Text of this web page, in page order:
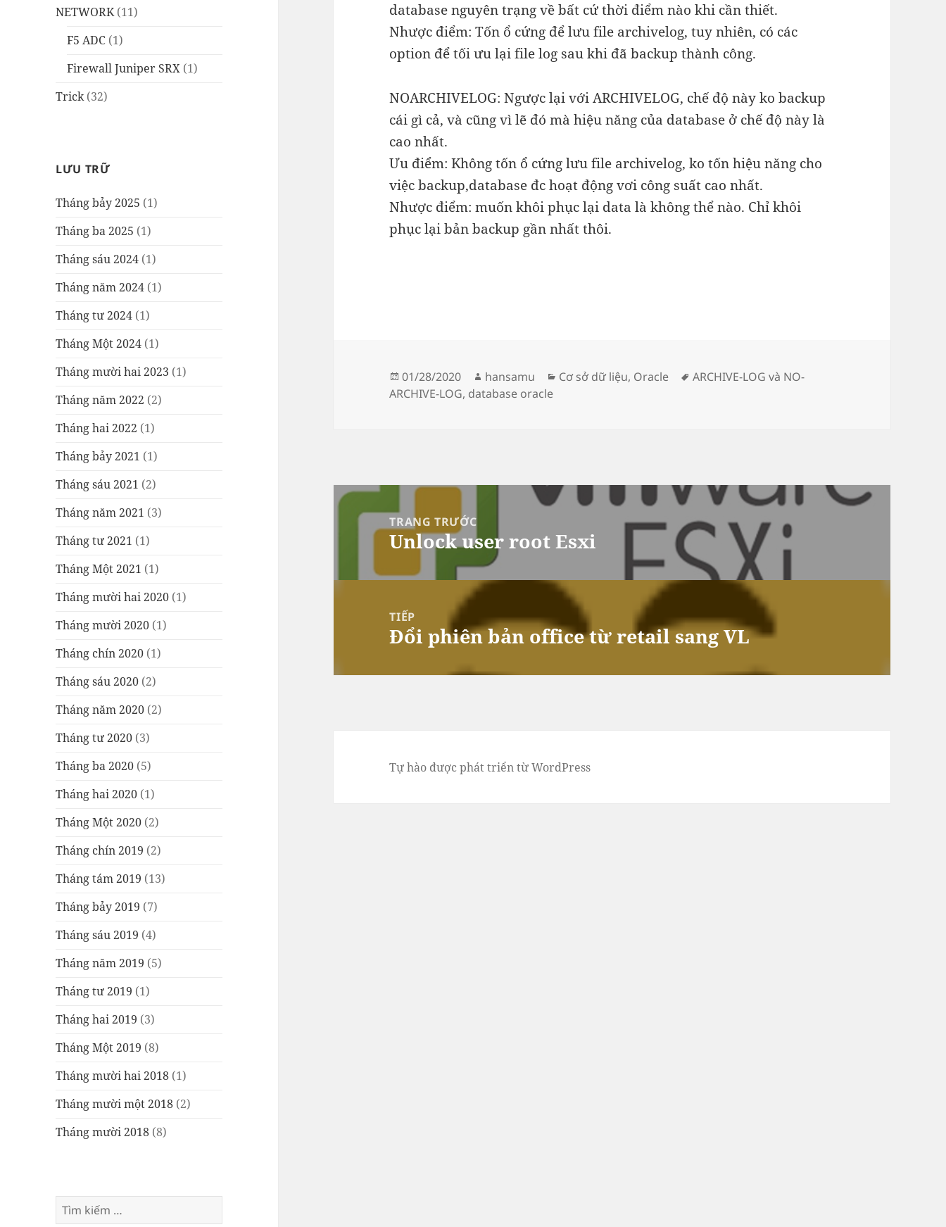
NETWORK(11)
F5 ADC (1)
Firewall Juniper SRX (1)
Trick(32)
LƯU TRỮ
Tháng bảy 2025 (1)
Tháng ba 2025 (1)
Tháng sáu 2024 (1)
Tháng năm 2024 (1)
Tháng tư 2024 (1)
Tháng Một 2024 (1)
Tháng mười hai 2023 (1)
Tháng năm 2022 (2)
Tháng hai 2022 (1)
Tháng bảy 2021 (1)
Tháng sáu 2021 (2)
Tháng năm 2021 (3)
Tháng tư 2021 (1)
Tháng Một 2021 (1)
Tháng mười hai 2020 (1)
Tháng mười 2020 (1)
Tháng chín 2020 (1)
Tháng sáu 2020 (2)
Tháng năm 2020 (2)
Tháng tư 2020 (3)
Tháng ba 2020 (5)
Tháng hai 2020 (1)
Tháng Một 2020 (2)
Tháng chín 2019 (2)
Tháng tám 2019 (13)
Tháng bảy 2019 (7)
Tháng sáu 2019 (4)
Tháng năm 2019 (5)
Tháng tư 2019 (1)
Tháng hai 2019 (3)
Tháng Một 2019 (8)
Tháng mười hai 2018 (1)
Tháng mười một 2018 (2)
Tháng mười 2018 (8)
Tìm
kiếm
database nguyên trạng về bất cứ thời điểm nào khi cần thiết.
Nhược điểm: Tốn ổ cứng để lưu file archivelog, tuy nhiên, có các
option để tối ưu lại file log sau khi đã backup thành công.
NOARCHIVELOG: Ngược lại với ARCHIVELOG, chế độ này ko backup
cái gì cả, và cũng vì lẽ đó mà hiệu năng của database ở chế độ này là
cao nhất.
Ưu điểm: Không tốn ổ cứng lưu file archivelog, ko tốn hiệu năng cho
việc backup,database đc hoạt động vơi công suất cao nhất.
Nhược điểm: muốn khôi phục lại data là không thể nào. Chỉ khôi
phục lại bản backup gần nhất thôi.
Đăng
vào
01/28/2020
Tác
giả
hansamu
Danh
Cơ sở dữ liệu, Oracle Thẻ
ARCHIVE-LOG và NO-
ARCHIVE-LOG, database oracle
Điều
hướng
TRANG TRƯỚC
Bài
trước:
Unlock user root Esxi
TIẾP
Bài
theo:
Đổi phiên bản office từ retail sang VL
Tự hào được phát triển từ WordPress